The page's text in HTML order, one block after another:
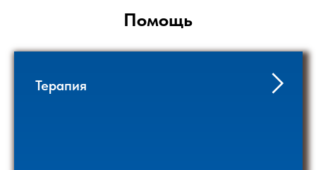
Помощь
Терапия